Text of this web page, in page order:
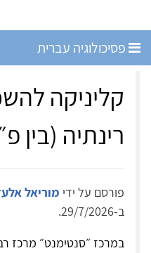
פסיכולוגיה עברית
קליניקה
רינתיה (בין
פורסם על ידי מוריאל
ב-29/7/2026.
במרכז ״סנטימנט״ מרכז